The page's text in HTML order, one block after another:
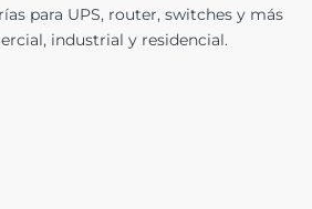
para UPS, router, switches y más
industrial y residencial.